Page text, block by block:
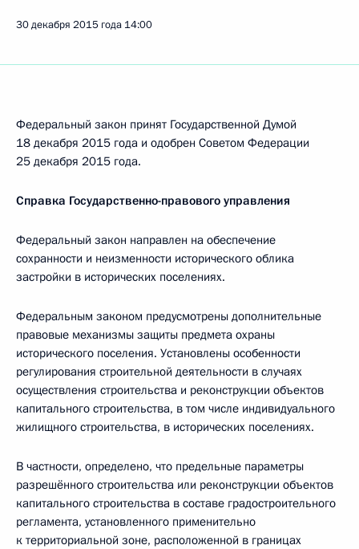
30 декабря 2015 года 14:00
Федеральный закон принят Государственной Думой
18 декабря 2015 года и одобрен Советом Федерации
25 декабря 2015 года.
Справка Государственно-правового управления
Федеральный закон направлен на обеспечение
сохранности и неизменности исторического облика
застройки в исторических поселениях.
Федеральным законом предусмотрены дополнительные
правовые механизмы защиты предмета охраны
исторического поселения. Установлены особенности
регулирования строительной деятельности в случаях
осуществления строительства и реконструкции объектов
капитального строительства, в том числе индивидуального
жилищного строительства, в исторических поселениях.
В частности, определено, что предельные параметры
разрешённого строительства или реконструкции объектов
капитального строительства в составе градостроительного
регламента, установленного применительно
к территориальной зоне, расположенной в границах